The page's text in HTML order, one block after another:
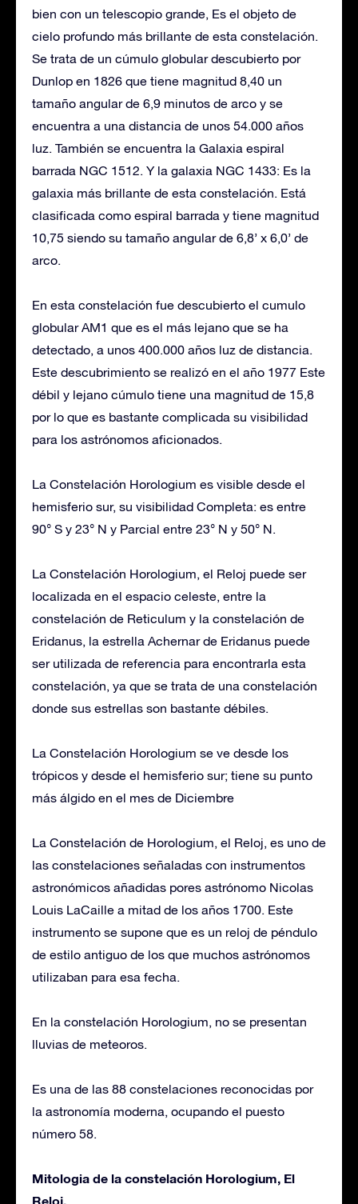
bien con un telescopio grande, Es el objeto de
cielo profundo más brillante de esta constelación.
Se trata de un cúmulo globular descubierto por
Dunlop en 1826 que tiene magnitud 8,40 un
tamaño angular de 6,9 minutos de arco y se
encuentra a una distancia de unos 54.000 años
luz. También se encuentra la Galaxia espiral
barrada NGC 1512. Y la galaxia NGC 1433: Es la
galaxia más brillante de esta constelación. Está
clasificada como espiral barrada y tiene magnitud
10,75 siendo su tamaño angular de 6,8’ x 6,0’ de
arco.
En esta constelación fue descubierto el cumulo
globular AM1 que es el más lejano que se ha
detectado, a unos 400.000 años luz de distancia.
Este descubrimiento se realizó en el año 1977 Este
débil y lejano cúmulo tiene una magnitud de 15,8
por lo que es bastante complicada su visibilidad
para los astrónomos aficionados.
La Constelación Horologium es visible desde el
hemisferio sur, su visibilidad Completa: es entre
90° S y 23° N y Parcial entre 23° N y 50° N.
La Constelación Horologium, el Reloj puede ser
localizada en el espacio celeste, entre la
constelación de Reticulum y la constelación de
Eridanus, la estrella Achernar de Eridanus puede
ser utilizada de referencia para encontrarla esta
constelación, ya que se trata de una constelación
donde sus estrellas son bastante débiles.
La Constelación Horologium se ve desde los
trópicos y desde el hemisferio sur; tiene su punto
más álgido en el mes de Diciembre
La Constelación de Horologium, el Reloj, es uno de
las constelaciones señaladas con instrumentos
astronómicos añadidas pores astrónomo Nicolas
Louis LaCaille a mitad de los años 1700. Este
instrumento se supone que es un reloj de péndulo
de estilo antiguo de los que muchos astrónomos
utilizaban para esa fecha.
En la constelación Horologium, no se presentan
lluvias de meteoros.
Es una de las 88 constelaciones reconocidas por
la astronomía moderna, ocupando el puesto
número 58.
Mitologia de la constelación Horologium, El
Reloj.